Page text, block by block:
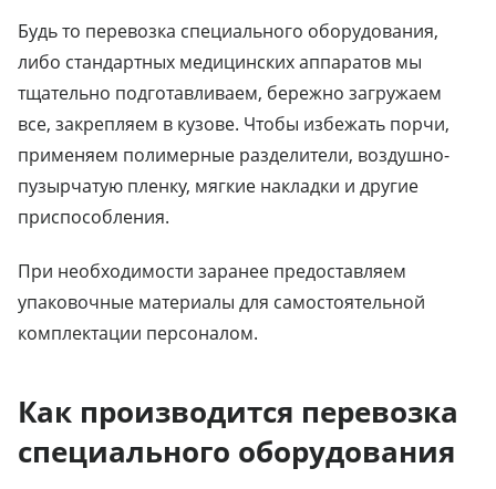
Будь то перевозка специального оборудования,
либо стандартных медицинских аппаратов мы
тщательно подготавливаем, бережно загружаем
все, закрепляем в кузове. Чтобы избежать порчи,
применяем полимерные разделители, воздушно-
пузырчатую пленку, мягкие накладки и другие
приспособления.
При необходимости заранее предоставляем
упаковочные материалы для самостоятельной
комплектации персоналом.
Как производится перевозка
специального оборудования